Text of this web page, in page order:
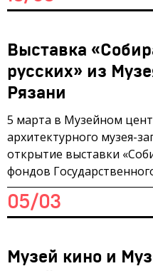
Выставка
русских» из
Рязани
5 марта в Музейном
архитектурного музея-
открытие выставки
фондов
05/03
Музей кино и